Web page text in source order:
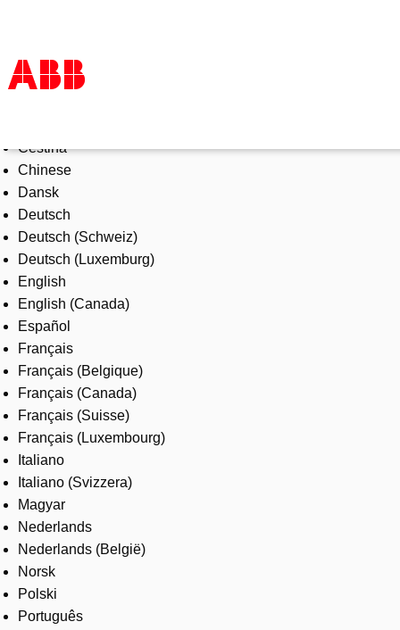
Products & Solutions
Industries
Services
About us
Where to buy
Contact us
Careers
Čeština
Chinese
Dansk
Deutsch
Deutsch (Schweiz)
Deutsch (Luxemburg)
English
English (Canada)
Español
Français
Français (Belgique)
Français (Canada)
Français (Suisse)
Français (Luxembourg)
Italiano
Italiano (Svizzera)
Magyar
Nederlands
Nederlands (België)
Norsk
Polski
Português